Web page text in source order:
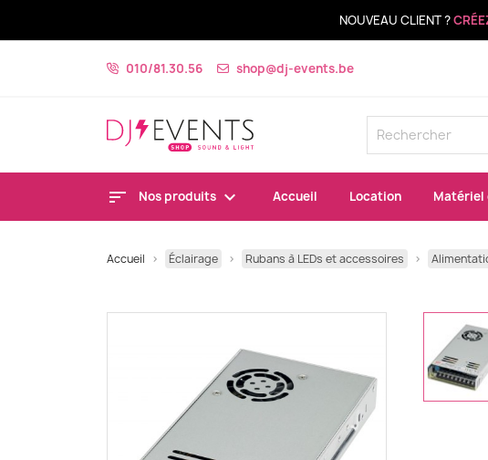
NOUVEAU CLIENT ?
010/81.30.56 shop@dj-events.be
Nos produits Accueil Location Matériel
Accueil Éclairage Rubans à LEDs et accessoires